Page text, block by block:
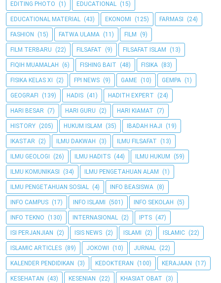
EDITING PHOTO (1) EDUCATIONAL (15)
EDUCATIONAL MATERIAL (43) EKONOMI (125) FARMASI (24)
FASHION (15) FATWA ULAMA (11) FILM (9)
FILM TERBARU (22) FILSAFAT (9) FILSAFAT ISLAM (13)
FIQIH MUAMALAH (6) FISHING BAIT (48) FISIKA (83)
FISIKA KELAS XI (2) FPI NEWS (9) GAME (10) GEMPA (1)
GEOGRAFI (139) HADIS (41) HADITH EXPERT (24)
HARI BESAR (7) HARI GURU (2) HARI KIAMAT (7)
HISTORY (205) HUKUM ISLAM (35) IBADAH HAJI (19)
IKASTAR (2) ILMU DAKWAH (3) ILMU FILSAFAT (13)
ILMU GEOLOGI (26) ILMU HADITS (44) ILMU HUKUM (59)
ILMU KOMUNIKASI (34) ILMU PENGETAHUAN ALAM (1)
ILMU PENGETAHUAN SOSIAL (4) INFO BEASISWA (8)
INFO CAMPUS (17) INFO ISLAMI (501) INFO SEKOLAH (5)
INFO TEKNO (130) INTERNASIONAL (2) IPTS (47)
ISI PERJANJIAN (2) ISIS NEWS (2) ISLAMI (2) ISLAMIC (22)
ISLAMIC ARTICLES (89) JOKOWI (10) JURNAL (22)
KALENDER PENDIDIKAN (3) KEDOKTERAN (100) KERAJAAN (17)
KESEHATAN (43) KESENIAN (22) KHASIAT OBAT (3)